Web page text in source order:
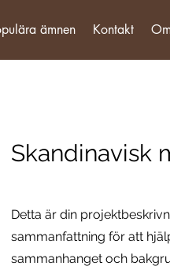
ämnen Kontakt
Skandinavisk
Detta är din
sammanfattning för att
sammanhanget och